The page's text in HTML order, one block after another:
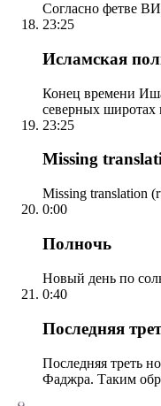
Согласно фетве
23:25
Исламская
Конец времени
северных широтах
23:25
Missing
Missing translation
0:00
Полночь
0:40
Последняя
Последняя треть
Фаджра. Таким